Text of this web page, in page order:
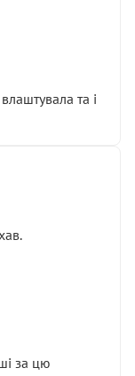
та і
за цю